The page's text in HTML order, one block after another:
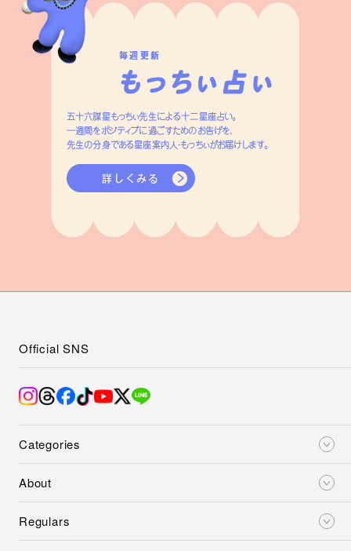
毎週更新
五十六謀星もっちぃ先生による十二星座占い。
一週間をポジティブに過ごすためのお告げを、
先生の分身である星座案内人・もっちぃがお届けします。
詳しくみる
Categories
About
Regulars
Official SNS